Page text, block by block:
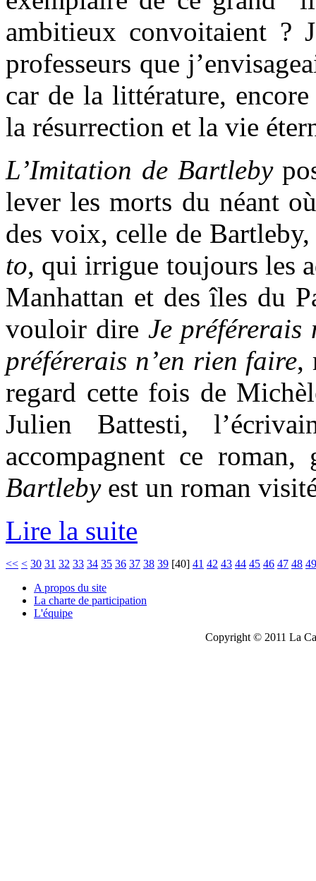
ambitieux convoitaient ?
professeurs que
car de la littérature,
la résurrection et la vie
L’Imitation de Bartleby
lever les morts du néant
des voix, celle de
to, qui irrigue toujours les
Manhattan et des îles du
vouloir dire Je préférerais
préférerais n’en rien faire,
regard cette fois de
Julien Battesti,
accompagnent ce roman,
Bartlebyest un roman
Lire la suite
<< < 30 31 32 33 34 35 36 37 38 39 [40] 41 42 43 44 45 46 47 48 49
A propos du site
La charte de participation
L'équipe
Copyright © 2011 La